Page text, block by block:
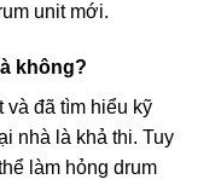
unit mới.
không?
và đã tìm hiểu kỹ
nhà là khả thi. Tuy
làm hỏng drum